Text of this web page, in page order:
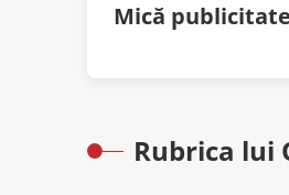
Mică
Rubrica lui